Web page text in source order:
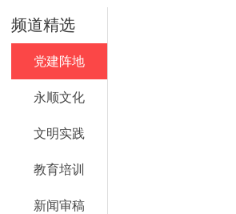
频道精选
党建阵地
永顺文化
文明实践
教育培训
新闻审稿